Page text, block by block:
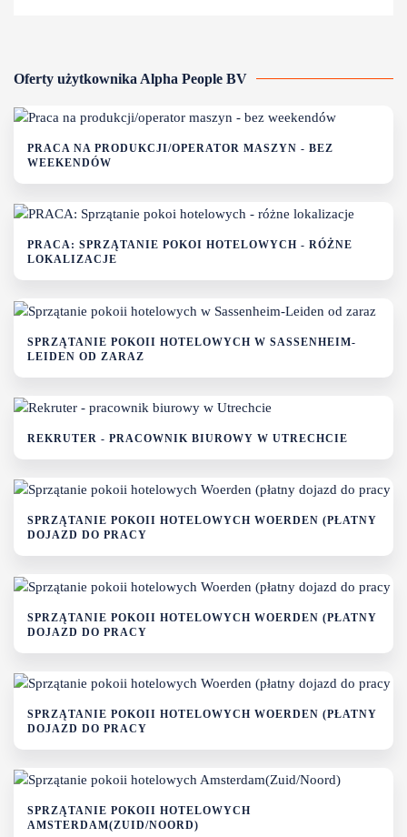
Oferty użytkownika Alpha People BV
PRACA NA PRODUKCJI/OPERATOR MASZYN - BEZ
WEEKENDÓW
PRACA: SPRZĄTANIE POKOI HOTELOWYCH - RÓŻNE
LOKALIZACJE
SPRZĄTANIE POKOII HOTELOWYCH W SASSENHEIM-
LEIDEN OD ZARAZ
REKRUTER - PRACOWNIK BIUROWY W UTRECHCIE
SPRZĄTANIE POKOII HOTELOWYCH WOERDEN (PŁATNY
DOJAZD DO PRACY
SPRZĄTANIE POKOII HOTELOWYCH WOERDEN (PŁATNY
DOJAZD DO PRACY
SPRZĄTANIE POKOII HOTELOWYCH WOERDEN (PŁATNY
DOJAZD DO PRACY
SPRZĄTANIE POKOII HOTELOWYCH
AMSTERDAM(ZUID/NOORD)